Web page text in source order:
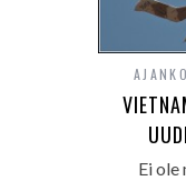
Ei ole